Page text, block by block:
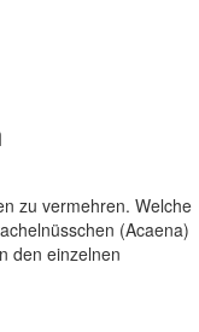
zu vermehren. Welche
(Acaena)
den einzelnen